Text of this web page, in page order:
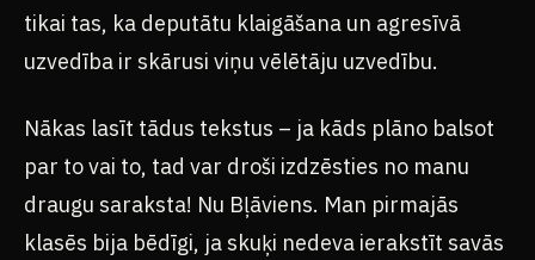
tikai tas, ka deputātu klaigāšana un agresīvā
uzvedība ir skārusi viņu vēlētāju uzvedību.
Nākas lasīt tādus tekstus – ja kāds plāno balsot
par to vai to, tad var droši izdzēsties no manu
draugu saraksta! Nu Bļāviens. Man pirmajās
klasēs bija bēdīgi, ja skuķi nedeva ierakstīt savās